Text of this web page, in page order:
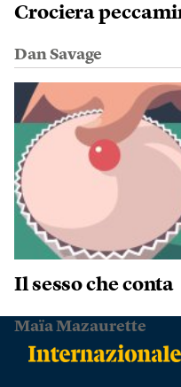
Crociera
Dan Savage
Il sesso che conta
Maïa Mazaurette